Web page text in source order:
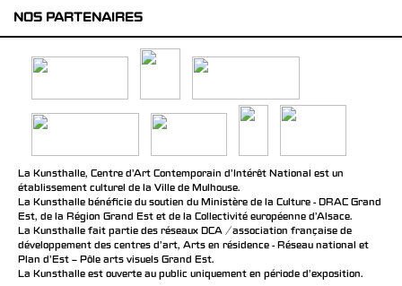
NOS PARTENAIRES
La Kunsthalle, Centre d’Art Contemporain d’Intérêt National est un
établissement culturel de la Ville de Mulhouse.
La Kunsthalle bénéficie du soutien du Ministère de la Culture - DRAC Grand
Est, de la Région Grand Est et de la Collectivité européenne d’Alsace.
La Kunsthalle fait partie des réseaux DCA / association française de
développement des centres d'art, Arts en résidence - Réseau national et
Plan d’Est – Pôle arts visuels Grand Est.
La Kunsthalle est ouverte au public uniquement en période d'exposition.